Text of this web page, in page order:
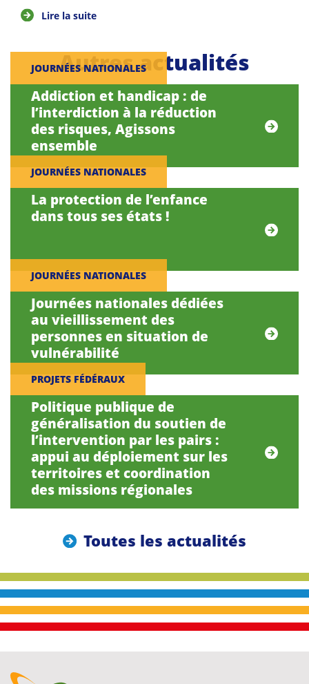
Lire la suite
Autres actualités
JOURNÉES NATIONALES
Addiction et handicap : de
l’interdiction à la réduction
des risques, Agissons
ensemble
JOURNÉES NATIONALES
La protection de l’enfance
dans tous ses états !
JOURNÉES NATIONALES
Journées nationales dédiées
au vieillissement des
personnes en situation de
vulnérabilité
PROJETS FÉDÉRAUX
Politique publique de
généralisation du soutien de
l’intervention par les pairs :
appui au déploiement sur les
territoires et coordination
des missions régionales
Toutes les actualités